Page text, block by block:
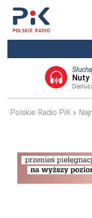
Nuty
Polskie Radio PiK